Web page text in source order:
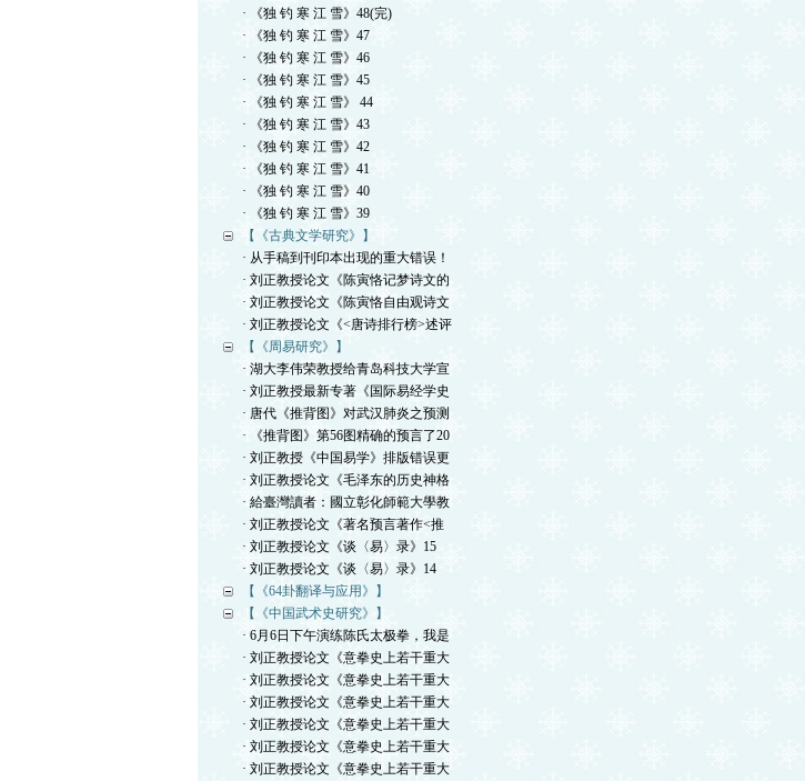
· 《独 钓 寒 江 雪》48(完)
· 《独 钓 寒 江 雪》47
· 《独 钓 寒 江 雪》46
· 《独 钓 寒 江 雪》45
· 《独 钓 寒 江 雪》 44
· 《独 钓 寒 江 雪》43
· 《独 钓 寒 江 雪》42
· 《独 钓 寒 江 雪》41
· 《独 钓 寒 江 雪》40
· 《独 钓 寒 江 雪》39
【《古典文学研究》】
· 从手稿到刊印本出现的重大错误！
· 刘正教授论文《陈寅恪记梦诗文的
· 刘正教授论文《陈寅恪自由观诗文
· 刘正教授论文《<唐诗排行榜>述评
【《周易研究》】
· 湖大李伟荣教授给青岛科技大学宣
· 刘正教授最新专著《国际易经学史
· 唐代《推背图》对武汉肺炎之预测
· 《推背图》第56图精确的预言了20
· 刘正教授《中国易学》排版错误更
· 刘正教授论文《毛泽东的历史神格
· 給臺灣讀者：國立彰化師範大學教
· 刘正教授论文《著名预言著作<推
· 刘正教授论文《谈〈易〉录》15
· 刘正教授论文《谈〈易〉录》14
【《64卦翻译与应用》】
【《中国武术史研究》】
· 6月6日下午演练陈氏太极拳，我是
· 刘正教授论文《意拳史上若干重大
· 刘正教授论文《意拳史上若干重大
· 刘正教授论文《意拳史上若干重大
· 刘正教授论文《意拳史上若干重大
· 刘正教授论文《意拳史上若干重大
· 刘正教授论文《意拳史上若干重大